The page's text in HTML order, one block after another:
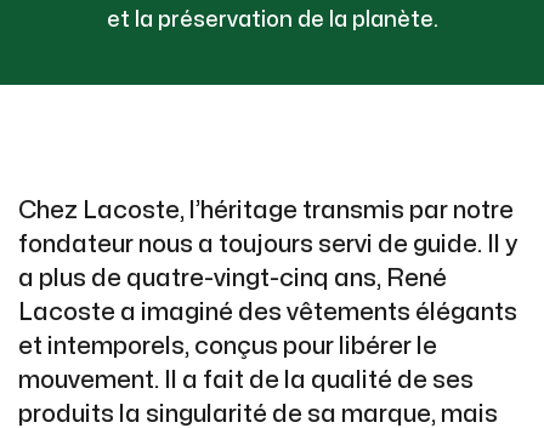
et la préservation de la planète.
Chez Lacoste, l’héritage transmis par notre
fondateur nous a toujours servi de guide. Il y
a plus de quatre-vingt-cinq ans, René
Lacoste a imaginé des vêtements élégants
et intemporels, conçus pour libérer le
mouvement. Il a fait de la qualité de ses
produits la singularité de sa marque, mais